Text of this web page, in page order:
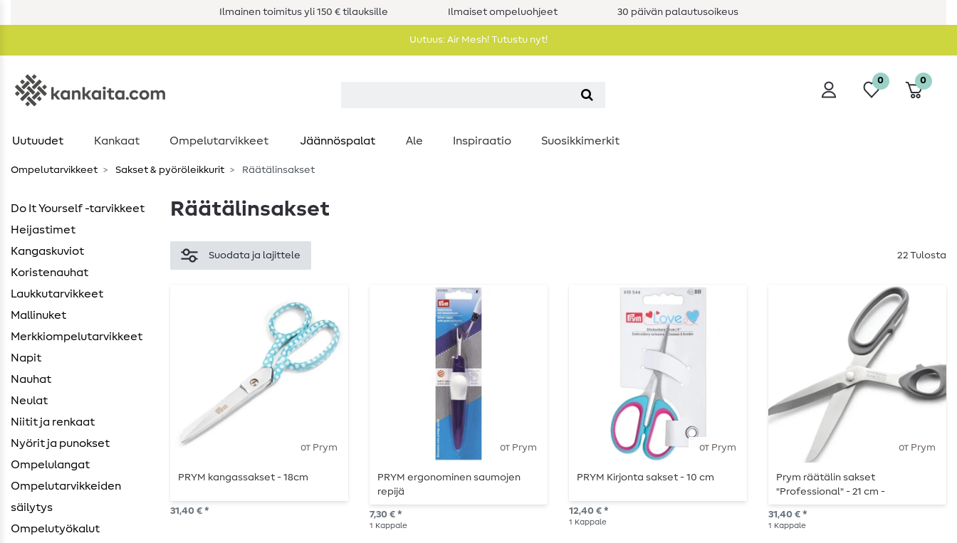
Ilmainen toimitus yli 150 € tilauksille Ilmaiset ompeluohjeet 30 päivän palautusoikeus
Uutuus: Air Mesh! Tutustu nyt!
0 0
Uutuudet Kankaat Ompelutarvikkeet Jäännöspalat Ale Inspiraatio Suosikkimerkit
Ompelutarvikkeet Sakset & pyöröleikkurit Räätälinsakset
Do It Yourself -tarvikkeet
Heijastimet
Kangaskuviot
Koristenauhat
Laukkutarvikkeet
Mallinuket
Merkkiompelutarvikkeet
Napit
Nauhat
Neulat
Niitit ja renkaat
Nyörit ja punokset
Ompelulangat
Ompelutarvikkeiden ​
säilytys
Ompelutyökalut
Räätälinsakset
Suodata ja lajittele 22 Tulosta
от Prym
PRYM kangassakset - 18cm
31,40 € *
от Prym
PRYM ergonominen saumojen
repijä
7,30 € *
1 Kappale
от Prym
PRYM Kirjonta sakset - 10 cm
12,40 € *
1 Kappale
от Prym
Prym räätälin sakset
"Professional" - 21 cm -
vasenkätinen
31,40 € *
1 Kappale